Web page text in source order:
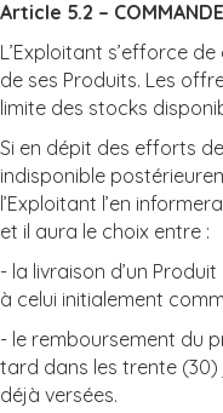
Article 5.2 –
L’Exploitant s’efforce
de ses Produits. Les
limite des stocks
Si en dépit des efforts
indisponible
l’Exploitant l’en
et il aura le choix entre :
- la livraison d’un
à celui initialement
- le remboursement du
tard dans les trente
déjà versées.